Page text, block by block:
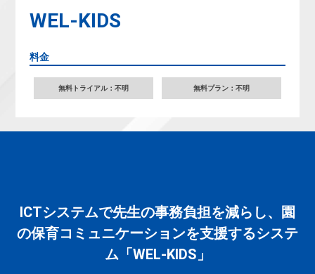
WEL-KIDS
料金
無料トライアル：不明 無料プラン：不明
ICTシステムで先生の事務負担を減らし、園
の保育コミュニケーションを支援するシステ
ム「WEL-KIDS」